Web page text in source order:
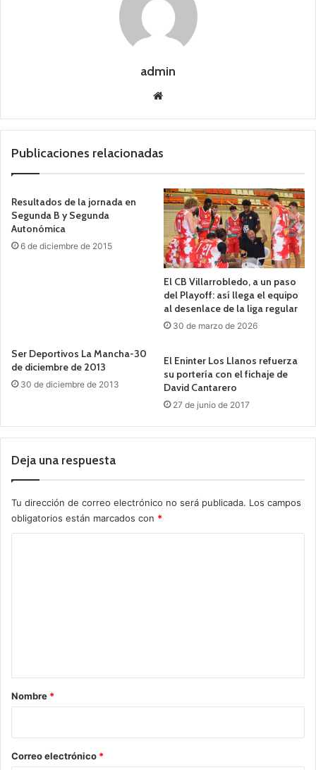
admin
we
Publicaciones relacionadas
Resultados de la jornada en
Segunda B y Segunda
Autonómica
6 de diciembre de 2015
El CB Villarrobledo, a un paso
del Playoff: así llega el equipo
al desenlace de la liga regular
30 de marzo de 2026
Ser Deportivos La Mancha-30
de diciembre de 2013
30 de diciembre de 2013
El Eninter Los Llanos refuerza
su portería con el fichaje de
David Cantarero
27 de junio de 2017
Deja una respuesta
Tu dirección de correo electrónico no será publicada. Los campos
obligatorios están marcados con *
r
*
Nombre *
Correo electrónico *